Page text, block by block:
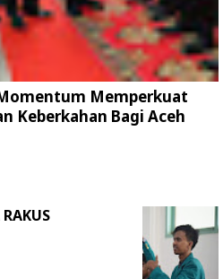
Memperkuat
Keberkahan Bagi Aceh